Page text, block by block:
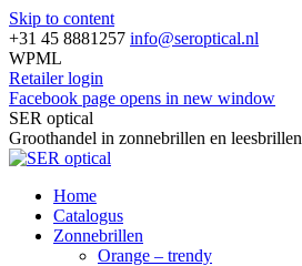
Skip to content
+31 45 8881257 info@seroptical.nl
WPML
Retailer login
Facebook page opens in new window
SER optical
Groothandel in zonnebrillen en leesbrillen
Home
Catalogus
Zonnebrillen
Orange – trendy